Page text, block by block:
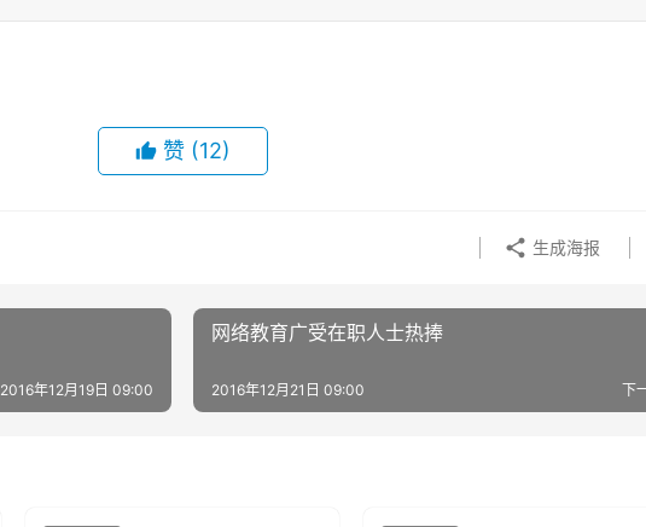
赞 (12)
生成海报
2016年12月19日 09:00
网络教育广受在职人士热捧
下
2016年12月21日 09:00